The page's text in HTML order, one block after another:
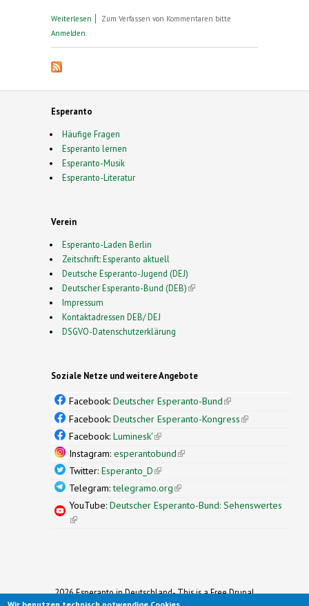
Weiterlesen über Über 500 Teilnehmer/innen aus 35 Ländern
Zum Verfassen von Kommentaren bitte
Anmelden
Esperanto
Häufige Fragen
Esperanto lernen
Esperanto-Musik
Esperanto-Literatur
Verein
Esperanto-Laden Berlin
Zeitschrift: Esperanto aktuell
Deutsche Esperanto-Jugend (DEJ)
Deutscher Esperanto-Bund (DEB)(link is external)
Impressum
Kontaktadressen DEB/ DEJ
DSGVO-Datenschutzerklärung
Soziale Netze und weitere Angebote
Facebook: Deutscher Esperanto-Bund(link is
external)
Facebook: Deutscher Esperanto-Kongress(link is
Facebook: Luminesk'(link is external)
Instagram: esperantobund(link is external)
Twitter: Esperanto_D(link is external)
Telegram:telegramo.org(link is external)
YouTube: Deutscher Esperanto-Bund: Sehenswertes
(link is external)
2026 Esperanto in Deutschland- This is a Free Drupal